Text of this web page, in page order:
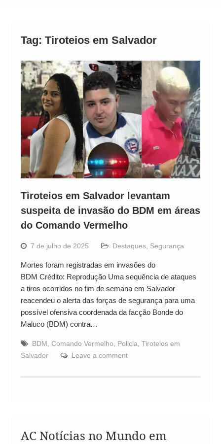
Tag: Tiroteios em Salvador
Tiroteios em Salvador levantam
suspeita de invasão do BDM em áreas
do Comando Vermelho
7 de julho de 2025 Destaques, Segurança
Mortes foram registradas em invasões do
BDM Crédito: Reprodução Uma sequência de ataques
a tiros ocorridos no fim de semana em Salvador
reacendeu o alerta das forças de segurança para uma
possível ofensiva coordenada da facção Bonde do
Maluco (BDM) contra…
BDM Comando Vermelho Policia Tiroteios em
Salvador
Leave a comment
AC Notícias no Mundo em